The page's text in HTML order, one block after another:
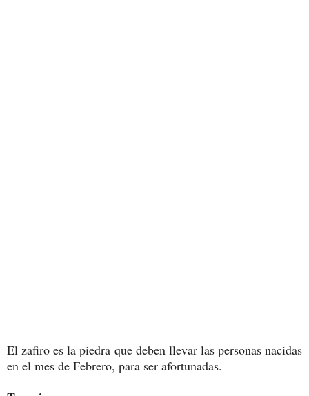
El zafiro es la piedra que deben llevar las personas nacidas
en el mes de Febrero, para ser afortunadas.